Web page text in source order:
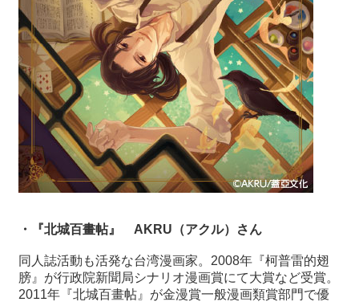
・『北城百畫帖』 AKRU （アクル）さん
同人誌活動も活発な台湾漫画家。 2008年『柯普雷的翅
膀』が行政院新聞局シナリオ漫画賞にて大賞など受賞。
2011年『北城百畫帖』が金漫賞一般漫画類賞部門で優